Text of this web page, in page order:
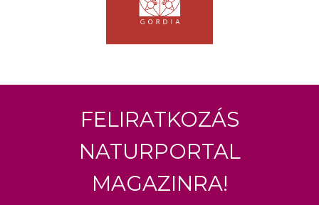
Feliratkozás
Naturportal
Magazinra!